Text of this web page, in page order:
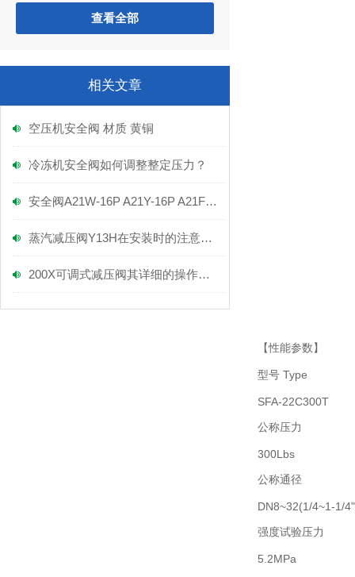
查看全部
相关文章
空压机安全阀 材质 黄铜
冷冻机安全阀如何调整整定压力？
安全阀A21W-16P A21Y-16P A21F-16P
蒸汽减压阀Y13H在安装时的注意事项！
200X可调式减压阀其详细的操作方法如下
【性能参数】
型号 Type
SFA-22C300T
公称压力
300Lbs
公称通径
DN8~32(1/4~1-1/
强度试验压力
5.2MPa